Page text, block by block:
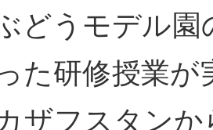
どうモデル
た研修授業
ザフスタン